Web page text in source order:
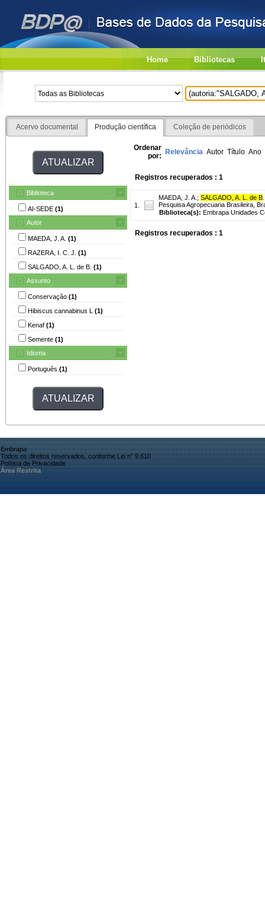
Home Bibliotecas
Acervo documental Produção científica Coleção de periódicos
Biblioteca
AI-SEDE (1)
Autor
MAEDA, J. A. (1)
RAZERA, I. C. J. (1)
SALGADO, A. L. de B. (1)
Assunto
Conservação (1)
Hibiscus cannabinus L (1)
Kenaf (1)
Semente (1)
Idioma
Português (1)
Ordenar
por: Relevância Autor Título Ano
Registros recuperados : 1
1.
MAEDA, J. A. ; SALGADO, A. L. de B
Pesquisa Agropecuaria Brasileira,
Biblioteca(s): Embrapa Unidades
Registros recuperados : 1
Embrapa
Todos os direitos reservados, conforme Lei n° 9.610
Política de Privacidade
Área Restrita